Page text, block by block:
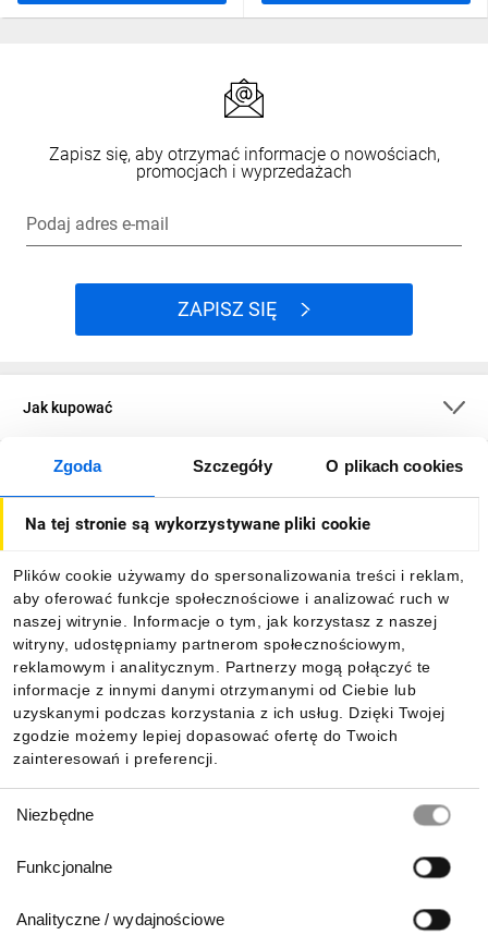
Zgoda Szczegóły O plikach cookies
Na tej stronie są wykorzystywane pliki cookie
Plików cookie używamy do spersonalizowania treści i reklam,
aby oferować funkcje społecznościowe i analizować ruch w
naszej witrynie. Informacje o tym, jak korzystasz z naszej
witryny, udostępniamy partnerom społecznościowym,
reklamowym i analitycznym. Partnerzy mogą połączyć te
informacje z innymi danymi otrzymanymi od Ciebie lub
uzyskanymi podczas korzystania z ich usług. Dzięki Twojej
zgodzie możemy lepiej dopasować ofertę do Twoich
zainteresowań i preferencji.
zgody
Niezbędne
Funkcjonalne
Analityczne / wydajnościowe
Zapisz się, aby otrzymać informacje o nowościach,
promocjach i wyprzedażach
Podaj adres e-mail
ZAPISZ SIĘ
Jak kupować
O firmie
Informacje
Pobierz naszą aplikację mobilną: